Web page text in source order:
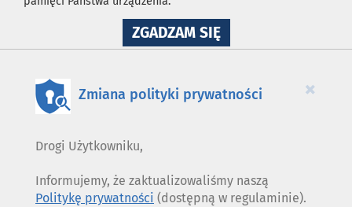
ZGADZAM SIĘNA
WYKORZYSTANIE
×
Zmiana polityki prywatności
Drogi Użytkowniku,
Informujemy, że zaktualizowaliśmy naszą
Politykę prywatności (dostępną w regulaminie).